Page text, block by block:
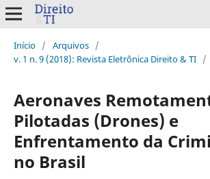
Início / Arquivos /
v. 1 n. 9 (2018): Revista Eletrônica Direito & TI /
Aeronaves
Pilotadas (Drones) e
Enfrentamento da
no Brasil